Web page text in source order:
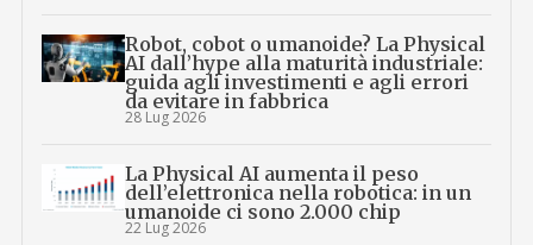
Robot, cobot o umanoide? La Physical
AI dall’hype alla maturità industriale:
guida agli investimenti e agli errori
da evitare in fabbrica
28 Lug 2026
La Physical AI aumenta il peso
dell’elettronica nella robotica: in un
umanoide ci sono 2.000 chip
22 Lug 2026